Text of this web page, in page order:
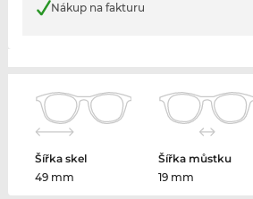
Nákup na fakturu
Šířka skel
49 mm
Šířka můstku
19 mm